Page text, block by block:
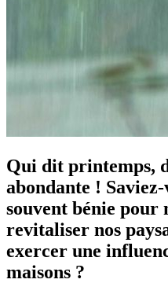
Qui dit printemps,
abondante !
souvent bénie
revitaliser nos
exercer une
maisons ?